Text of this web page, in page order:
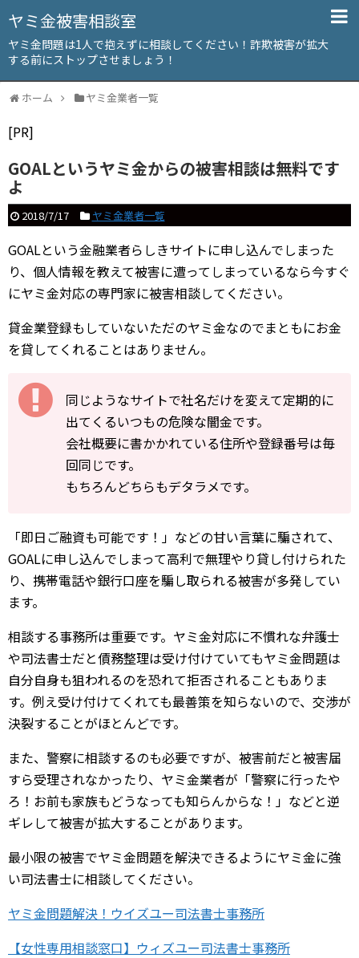
ヤミ金被害相談室
ヤミ金問題は1人で抱えずに相談してください！詐欺被害が拡大
する前にストップさせましょう！
ホーム ヤミ金業者一覧
[PR]
GOALというヤミ金からの被害相談は無料です
よ
2018/7/17 ヤミ金業者一覧
GOALという金融業者らしきサイトに申し込んでしまった
り、個人情報を教えて被害に遭ってしまっているなら今すぐ
にヤミ金対応の専門家に被害相談してください。
貸金業登録もしていないただのヤミ金なのでまともにお金
を貸してくれることはありません。
同じようなサイトで社名だけを変えて定期的に
出てくるいつもの危険な闇金です。
会社概要に書かかれている住所や登録番号は毎
回同じです。
もちろんどちらもデタラメです。
「即日ご融資も可能です！」などの甘い言葉に騙されて、
GOALに申し込んでしまって高利で無理やり貸し付けられた
り、携帯電話や銀行口座を騙し取られる被害が多発してい
ます。
相談する事務所は重要です。ヤミ金対応に不慣れな弁護士
や司法書士だと債務整理は受け付けていてもヤミ金問題は
自分自身も狙われるのを恐れて拒否されることもありま
す。例え受け付けてくれても最善策を知らないので、交渉が
決裂することがほとんどです。
また、警察に相談するのも必要ですが、被害前だと被害届
すら受理されなかったり、ヤミ金業者が「警察に行ったや
ろ！お前も家族もどうなっても知らんからな！」などと逆
ギレして被害が拡大することがあります。
最小限の被害でヤミ金問題を解決できるようにヤミ金に強
い司法書士に相談してください。
ヤミ金問題解決！ウイズユー司法書士事務所
【女性専用相談窓口】ウィズユー司法書士事務所